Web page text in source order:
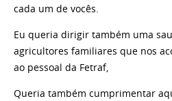
cada um de vocês.
Eu queria dirigir também uma
agricultores familiares que nos
ao pessoal da Fetraf,
Queria também cumprimentar